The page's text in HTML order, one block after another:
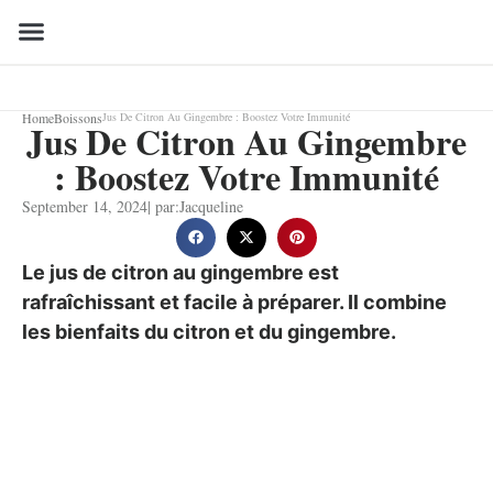
HomeBoissonsJus De Citron Au Gingembre : Boostez Votre Immunité
Jus De Citron Au Gingembre
: Boostez Votre Immunité
September 14, 2024| par:Jacqueline
Le jus de citron au gingembre est
rafraîchissant et facile à préparer. Il combine
les bienfaits du citron et du gingembre.